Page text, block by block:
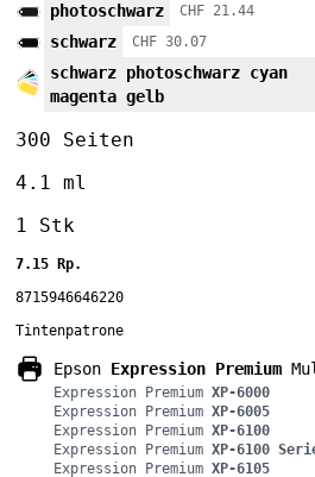
photoschwarz CHF 21.44
schwarz CHF 30.07
schwarz photoschwarz cyan
magenta gelb
300 Seiten
4.1 ml
1 Stk
7.15 Rp.
8715946646220
Tintenpatrone
Epson Expression Premium
Expression Premium XP-6000
Expression Premium XP-6005
Expression Premium XP-6100
Expression Premium XP-6100
Expression Premium XP-6105